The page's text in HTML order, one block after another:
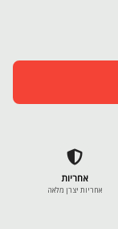
אחריות
אחריות יצרן מלאה